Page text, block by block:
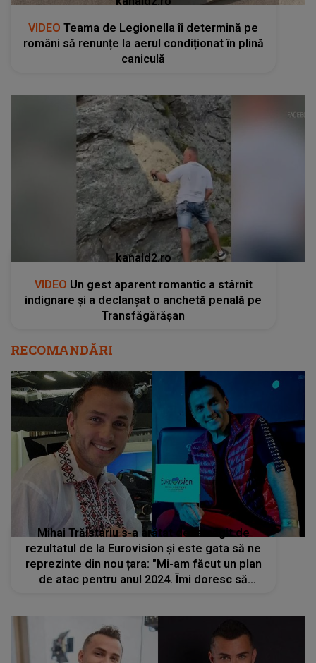
VIDEO Teama de Legionella îi determină pe
români să renunțe la aerul condiționat în plină
caniculă
kanald2.ro
VIDEO Un gest aparent romantic a stârnit
indignare și a declanșat o anchetă penală pe
Transfăgărășan
RECOMANDĂRI
Mihai Trăistariu s-a arătat dezamăgit de
rezultatul de la Eurovision și este gata să ne
reprezinte din nou țara: "Mi-am făcut un plan
de atac pentru anul 2024. Îmi doresc să